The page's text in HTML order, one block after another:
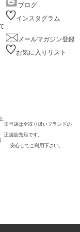
ブログ
インスタグラム
メールマガジン登録
お気に入りリスト
※当店は全取り扱いブランドの
正規販売店です。
安心してご利用下さい。